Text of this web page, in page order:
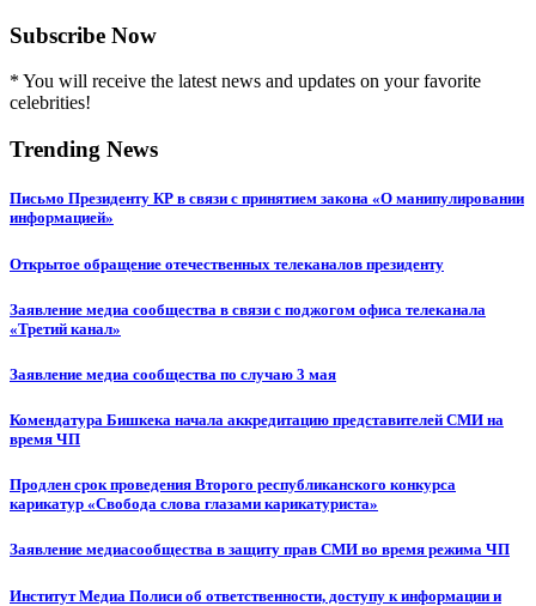
Subscribe Now
* You will receive the latest news and updates on your favorite
celebrities!
Trending News
Письмо Президенту КР в связи с принятием закона «О манипулировании
информацией»
Открытое обращение отечественных телеканалов президенту
Заявление медиа сообщества в связи с поджогом офиса телеканала
«Третий канал»
Заявление медиа сообщества по случаю 3 мая
Комендатура Бишкека начала аккредитацию представителей СМИ на
время ЧП
Продлен срок проведения Второго республиканского конкурса
карикатур «Свобода слова глазами карикатуриста»
Заявление медиасообщества в защиту прав СМИ во время режима ЧП
Институт Медиа Полиси об ответственности, доступу к информации и